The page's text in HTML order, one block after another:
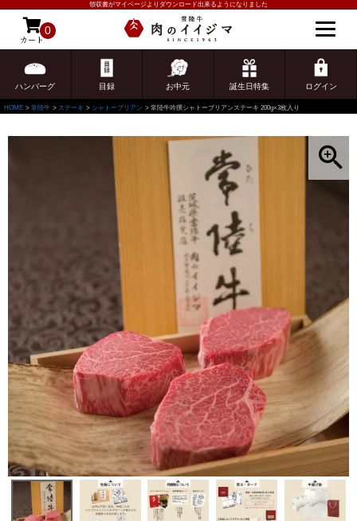
領収書がマイページよりダウンロード出来るようになりました
カート
0
ハンバーグ 目録 お中元 誕生日特集 ログイン
ゲスト 様こんにちは
ログイン
HOME 常陸牛 ステーキ シャトーブリアン 常陸牛吟撰シャトーブリアンステーキ 200g×3枚入り